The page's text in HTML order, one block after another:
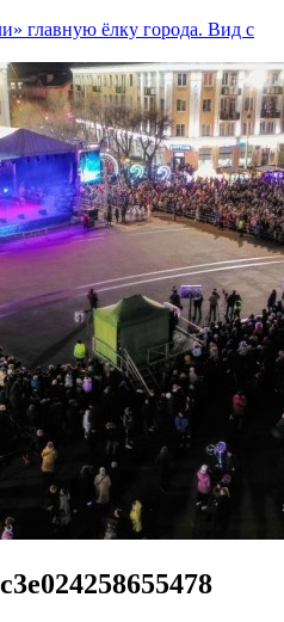
главную ёлку города. Вид с